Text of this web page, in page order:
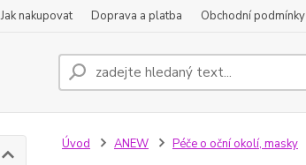
Jak nakupovat Doprava a platba Obchodní podmínky
Úvod ANEW Péče o oční okolí, masky